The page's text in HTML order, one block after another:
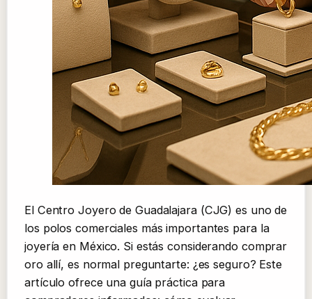
El Centro Joyero de Guadalajara (CJG) es uno de
los polos comerciales más importantes para la
joyería en México. Si estás considerando comprar
oro allí, es normal preguntarte: ¿es seguro? Este
artículo ofrece una guía práctica para